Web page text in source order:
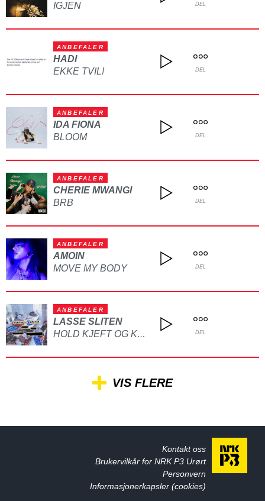
IGJEN
DEL
ANBEFALER
HADI
EKKE TVIL!
DEL
ANBEFALER
IDA FIONA
BLOOM
DEL
ANBEFALER
CHERIE MWANGI
BRB
DEL
ANBEFALER
AMOIN
MOVE MY BODY
DEL
ANBEFALER
LASSE SLITEN
HOLD KJEFT OG KYSS MEG DEL
VIS FLERE
Kontakt oss
Brukervilkår for NRK P3 Urørt
Personvern
Informasjonerkapsler (cookies)